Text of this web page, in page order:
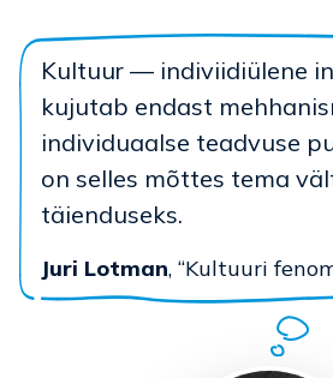
Kultuur — indiviidiülene
kujutab endast
individuaalse teadvuse
on selles mõttes tema
täienduseks.
Juri Lotman, “Kultuuri